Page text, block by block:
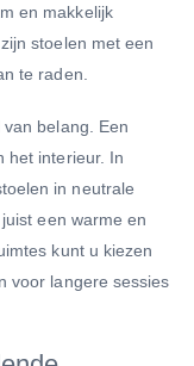
en makkelijk
stoelen met een
te raden.
belang. Een
het interieur. In
in neutrale
een warme en
kunt u kiezen
voor langere sessies